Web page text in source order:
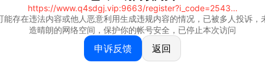
https://www.q4sdgj.vip:9663/register?i_code=25430844
能存在违法内容或他人恶意利用生成违规内容的情况，已被多人投诉，
造晴朗的网络空间，保护你的帐号安全，已停止本次访问
申诉反馈 返回